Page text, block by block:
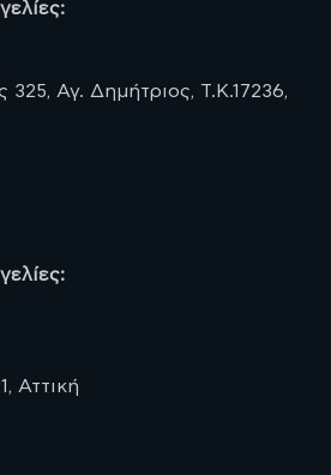
Αγ. Δημήτριος, Τ.Κ.17236,
Αττική